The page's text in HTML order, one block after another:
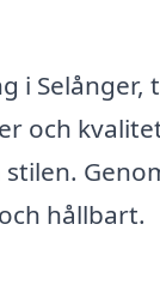
i Selånger,
och
hållbart.